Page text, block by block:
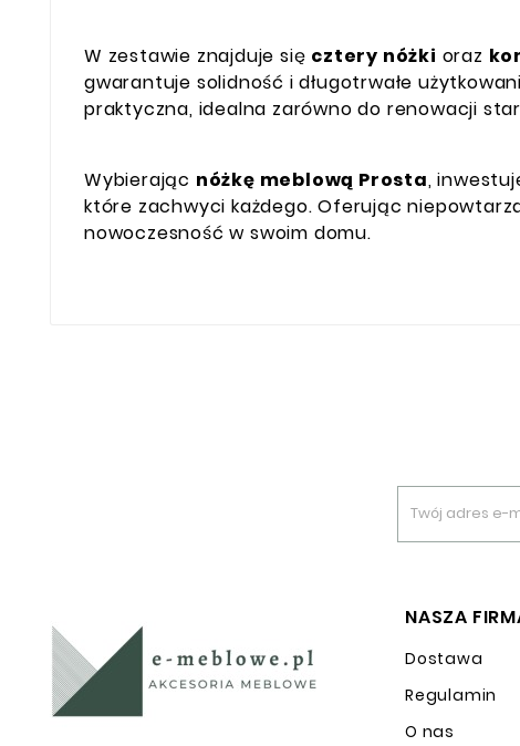
W zestawie znajduje się cztery nóżki oraz
gwarantuje solidność i długotrwałe
praktyczna, idealna zarówno do renowacji
Wybierając nóżkę meblową Prosta,
które zachwyci każdego. Oferując
nowoczesność w swoim domu.
NASZA
Dostawa
Regulamin
O nas